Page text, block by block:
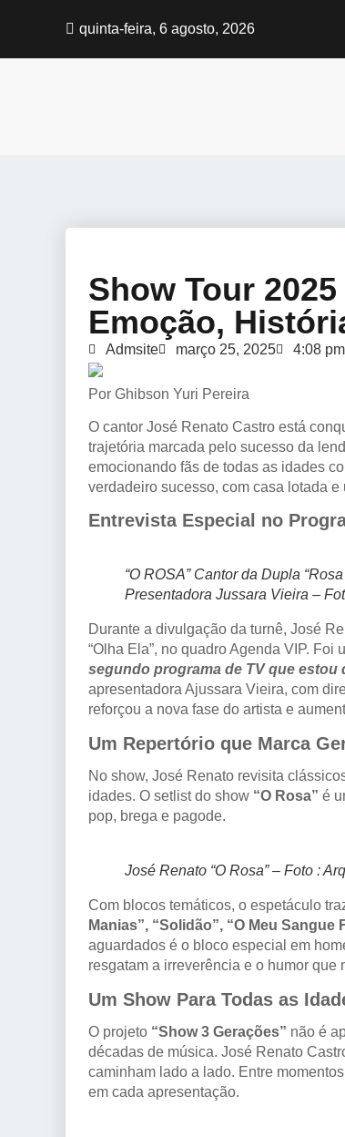
quinta-feira, 6 agosto, 2026
Show Tour
Emoção,
Admsite março 25, 2025 4:08 pm
Por Ghibson Yuri Pereira
O cantor José Renato Castro está
trajetória marcada pelo sucesso da
emocionando fãs de todas as idades
verdadeiro sucesso, com casa lotada
Entrevista Especial no
“O ROSA” Cantor da Dupla
Presentadora Jussara Vieira –
Durante a divulgação da turnê, José
“Olha Ela”, no quadro Agenda VIP.
segundo programa de TV que
apresentadora Ajussara Vieira, com
reforçou a nova fase do artista e
Um Repertório que Marca
No show, José Renato revisita
idades. O setlist do show “O Rosa” é
pop, brega e pagode.
José Renato “O Rosa” – Foto :
Com blocos temáticos, o espetáculo
Manias”, “Solidão”, “O Meu Sangue
aguardados é o bloco especial em
resgatam a irreverência e o humor que
Um Show Para Todas as
O projeto “Show 3 Gerações” não é
décadas de música. José Renato
caminham lado a lado. Entre
em cada apresentação.